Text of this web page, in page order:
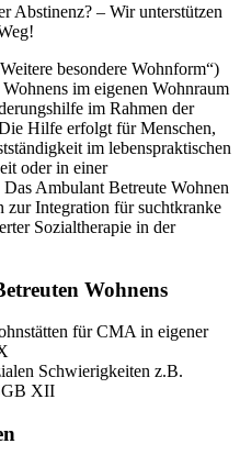
Abstinenz? – Wir unterstützen
besondere Wohnform“)
im eigenen Wohnraum
im Rahmen der
Hilfe erfolgt für Menschen,
im lebenspraktischen
oder in einer
Ambulant Betreute Wohnen
zur Integration für suchtkranke
Sozialtherapie in der
Wohnens
für CMA in eigener
Schwierigkeiten z.B.
XII